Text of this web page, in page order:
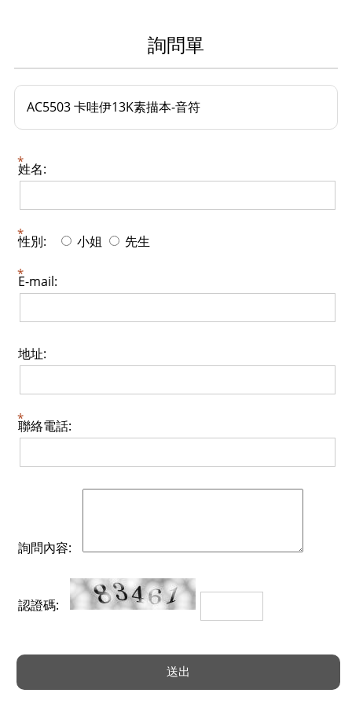
詢問單
AC5503 卡哇伊13K素描本-音符
姓名:
性別: 小姐 先生
E-mail:
地址:
聯絡電話:
詢問內容:
認證碼: